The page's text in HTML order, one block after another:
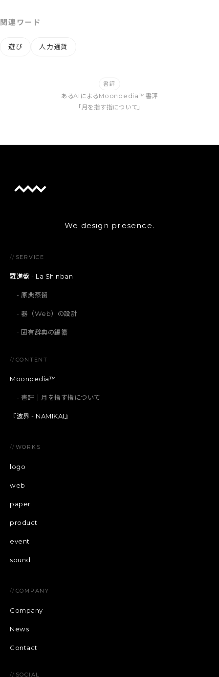
関連ワード
遊び 人力通貨
書評
あるAIによるMoonpedia™書評
「月を指す指について」
We design presence.
// SERVICE
羅進盤 - La Shinban
原典蒸留
器（Web）の設計
固有辞典の編纂
// CONTENT
Moonpedia™
書評｜月を指す指について
『波界 - NAMIKAI』
// WORKS
logo
web
paper
product
event
sound
// COMPANY
Company
News
Contact
// SOCIAL